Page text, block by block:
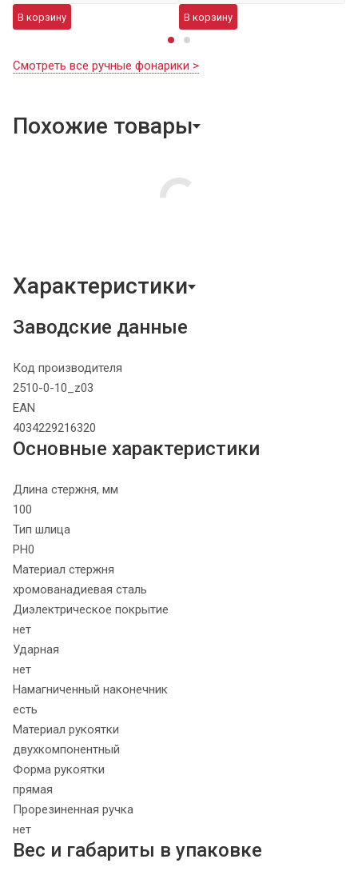
В корзину В корзину
Смотреть все ручные фонарики >
Похожие товары
Характеристики
Заводские данные
Код производителя
2510-0-10_z03
EAN
4034229216320
Основные характеристики
Длина стержня, мм
100
Тип шлица
PH0
Материал стержня
хромованадиевая сталь
Диэлектрическое покрытие
нет
Ударная
нет
Намагниченный наконечник
есть
Материал рукоятки
двухкомпонентный
Форма рукоятки
прямая
Прорезиненная ручка
нет
Вес и габариты в упаковке